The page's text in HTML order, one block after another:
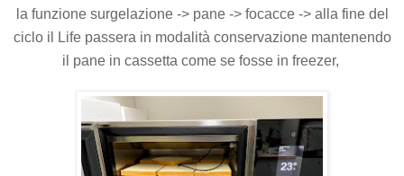
la funzione surgelazione -> pane -> focacce -> alla fine del
ciclo il Life passera in modalità conservazione mantenendo
il pane in cassetta come se fosse in freezer,